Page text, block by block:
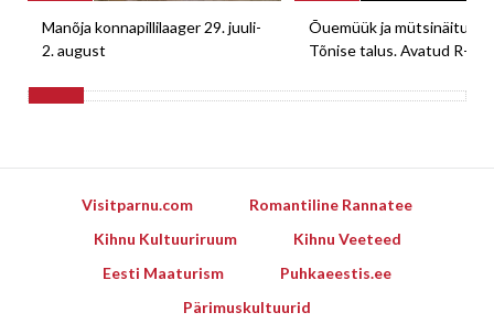
Manõja konnapillilaager 29. juuli-
2. august
Õuemüük ja mütsinäitus
Tõnise talus. Avatud R-E
Visitparnu.com
Romantiline Rannatee
Kihnu Kultuuriruum
Kihnu Veeteed
Eesti Maaturism
Puhkaeestis.ee
Pärimuskultuurid